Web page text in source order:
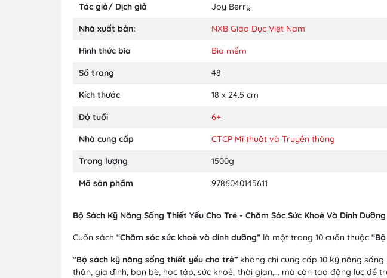
Tác giả/ Dịch giả Joy Berry
Nhà xuất bản: NXB Giáo Dục Việt Nam
Hình thức bìa Bìa mềm
Số trang 48
Kích thước 18 x 24.5 cm
Độ tuổi 6+
Nhà cung cấp CTCP Mĩ thuật và Truyền thông
Trọng lượng 1500g
Mã sản phẩm 9786040145611
Bộ Sách Kỹ Năng Sống Thiết Yếu Cho Trẻ - Chăm Sóc Sức Khoẻ Và Dinh Dưỡng
Cuốn sách “Chăm sóc sức khoẻ và dinh dưỡng” là một trong 10 cuốn thuộc
“Bộ sách kỹ năng sống thiết yếu cho trẻ”không chỉ cung cấp 10 kỹ năng
thân, gia đình, bạn bè, học tập, sức khoẻ, thời gian,... mà còn tạo động lực